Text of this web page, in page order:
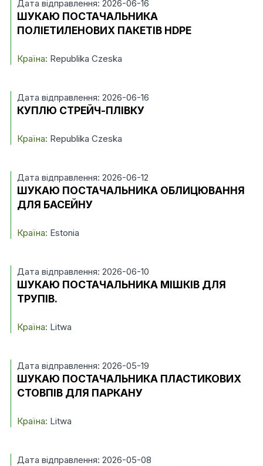
Дата відправлення: 2026-06-16
ШУКАЮ ПОСТАЧАЛЬНИКА
ПОЛІЕТИЛЕНОВИХ ПАКЕТІВ HDPE
Країна: Republika Czeska
Дата відправлення: 2026-06-16
КУПЛЮ СТРЕЙЧ-ПЛІВКУ
Країна: Republika Czeska
Дата відправлення: 2026-06-12
ШУКАЮ ПОСТАЧАЛЬНИКА ОБЛИЦЮВАННЯ
ДЛЯ БАСЕЙНУ
Країна: Estonia
Дата відправлення: 2026-06-10
ШУКАЮ ПОСТАЧАЛЬНИКА МІШКІВ ДЛЯ
ТРУПІВ.
Країна: Litwa
Дата відправлення: 2026-05-19
ШУКАЮ ПОСТАЧАЛЬНИКА ПЛАСТИКОВИХ
СТОВПІВ ДЛЯ ПАРКАНУ
Країна: Litwa
Дата відправлення: 2026-05-08